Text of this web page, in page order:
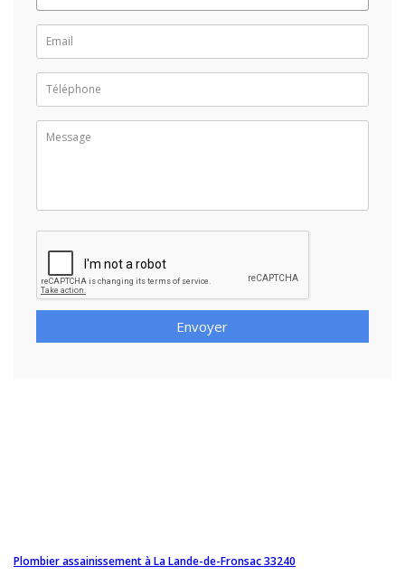
Envoyer
Plombier assainissement à La Lande-de-Fronsac 33240